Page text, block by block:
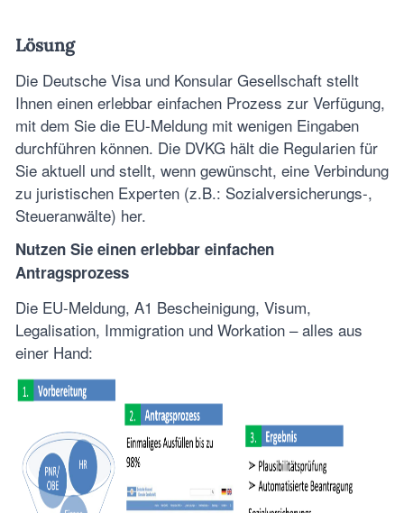
Lösung
Die Deutsche Visa und Konsular Gesellschaft stellt
Ihnen einen erlebbar einfachen Prozess zur Verfügung,
mit dem Sie die EU-Meldung mit wenigen Eingaben
durchführen können. Die DVKG hält die Regularien für
Sie aktuell und stellt, wenn gewünscht, eine Verbindung
zu juristischen Experten (z.B.: Sozialversicherungs-,
Steueranwälte) her.
Nutzen Sie einen erlebbar einfachen
Antragsprozess
Die EU-Meldung, A1 Bescheinigung, Visum,
Legalisation, Immigration und Workation – alles aus
einer Hand: